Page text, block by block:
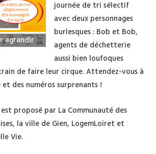
agrandir
journée de tri sélectif
avec deux personnages
burlesques : Bob et Bob,
agents de déchetterie
aussi bien loufoques
de faire leur cirque. Attendez-vous à
des numéros surprenants !
proposé par La Communauté des
la ville de Gien, LogemLoiret et
Vie.